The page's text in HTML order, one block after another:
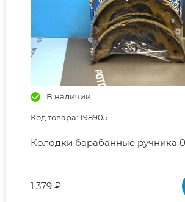
В наличии
Код товара: 198905
Колодки барабанные ручника
1 379 ₽